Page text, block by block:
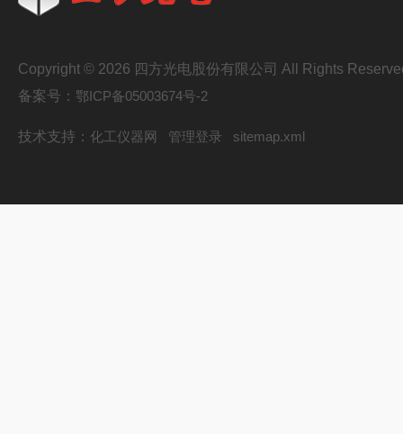
Copyright © 2026 四方光电股份有限公司 All Rights
备案号： 鄂ICP备05003674号-2
技术支持： 化工仪器网 管理登录 sitemap.xml